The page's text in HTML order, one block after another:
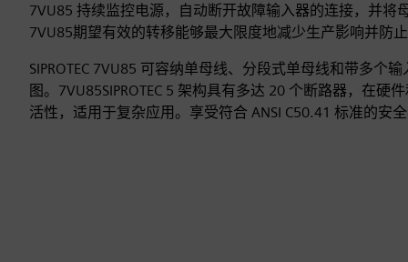
7VU85 持续监控电源，自动断开故障输入器的连接，并将
7VU85期望有效的转移能够最大限度地减少生产影响并防
SIPROTEC 7VU85 可容纳单母线、分段式单母线和带多个
图。7VU85SIPROTEC 5 架构具有多达 20 个断路器，在硬
活性，适用于复杂应用。享受符合 ANSI C50.41 标准的安